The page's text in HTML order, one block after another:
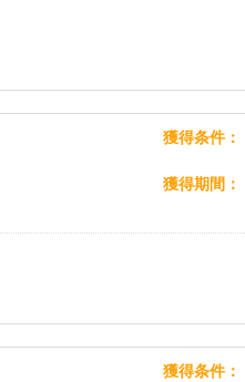
獲得条件
獲得期間
獲得条件